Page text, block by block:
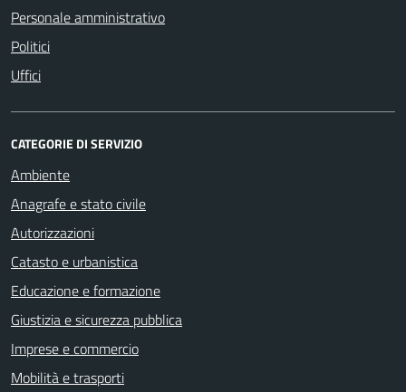
Personale amministrativo
Politici
Uffici
CATEGORIE DI SERVIZIO
Ambiente
Anagrafe e stato civile
Autorizzazioni
Catasto e urbanistica
Educazione e formazione
Giustizia e sicurezza pubblica
Imprese e commercio
Mobilità e trasporti